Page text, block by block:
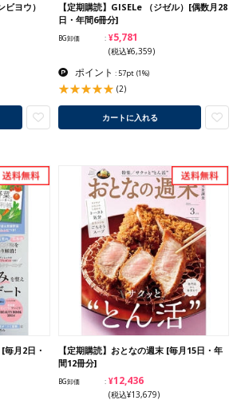
ビヨウ）
【定期購読】GISELe （ジゼル）[偶数月28
日・年間6冊分]
BG卸価 ¥5,781
(税込¥6,359)
ポイント : 57pt (1%)
(2)
カートに入れる
毎月2日・
【定期購読】おとなの週末 [毎月15日・年
間12冊分]
BG卸価 ¥12,436
(税込¥13,679)